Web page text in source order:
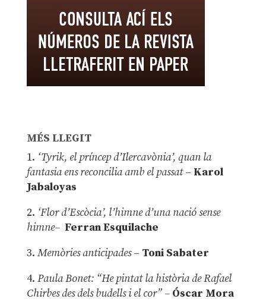
MÉS LLEGIT
1. ‘Tyrik, el príncep d’Ilercavònia’, quan la
fantasia ens reconcilia amb el passat– Karol
Jabaloyas
2. ‘Flor d’Escòcia’, l’himne d’una nació sense
himne– Ferran Esquilache
3. Memòries anticipades– Toni Sabater
4. Paula Bonet: “He pintat la història de Rafael
Chirbes des dels budells i el cor” –Óscar Mora